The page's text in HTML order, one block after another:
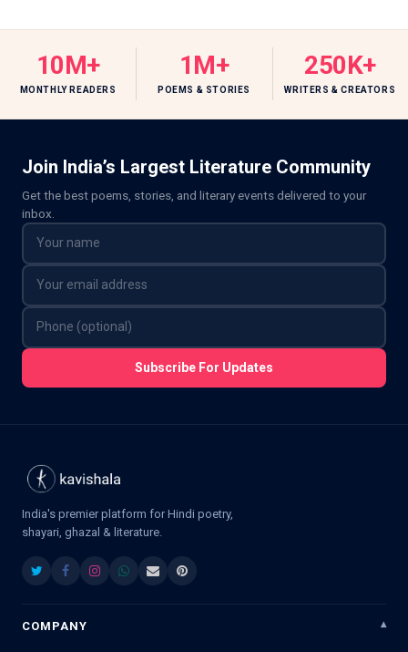
10M+
MONTHLY READERS
1M+
POEMS & STORIES
250K+
WRITERS & CREATORS
Join India’s Largest Literature Community
Get the best poems, stories, and literary events delivered to your
inbox.
Subscribe For Updates
India's premier platform for Hindi poetry,
shayari, ghazal & literature.
COMPANY